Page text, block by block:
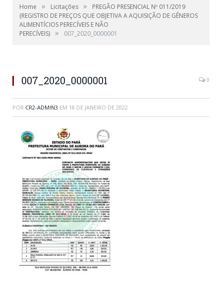
Home » Licitações »
PREGÃO PRESENCIAL Nº 011/2019
(REGISTRO DE PREÇOS QUE OBJETIVA A AQUISIÇÃO DE GÊNEROS
ALIMENTÍCIOS PERECÍVEIS E NÃO
PERECÍVEIS) » 007_2020_0000001
007_2020_0000001 0
POR CR2-ADMIN3 EM 18 DE JANEIRO DE 2022